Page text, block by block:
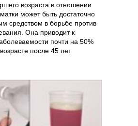
возраста в отношении
может быть достаточно
средством в борьбе против
Она приводит к
почти на 50%
после 45 лет